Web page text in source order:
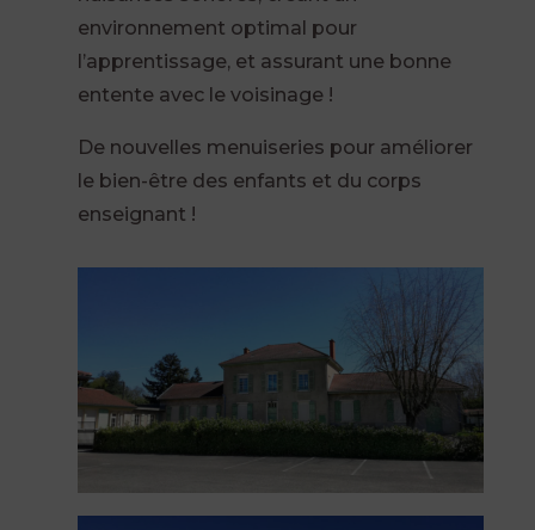
environnement optimal pour
l’apprentissage, et assurant une bonne
entente avec le voisinage !
De nouvelles menuiseries pour améliorer
le bien-être des enfants et du corps
enseignant !